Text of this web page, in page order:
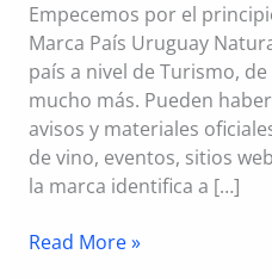
Empecemos por el
Marca País Uruguay
país a nivel de Turismo,
mucho más. Pueden
avisos y materiales
de vino, eventos, sitios
la marca identifica a […]
Somos
Read More »